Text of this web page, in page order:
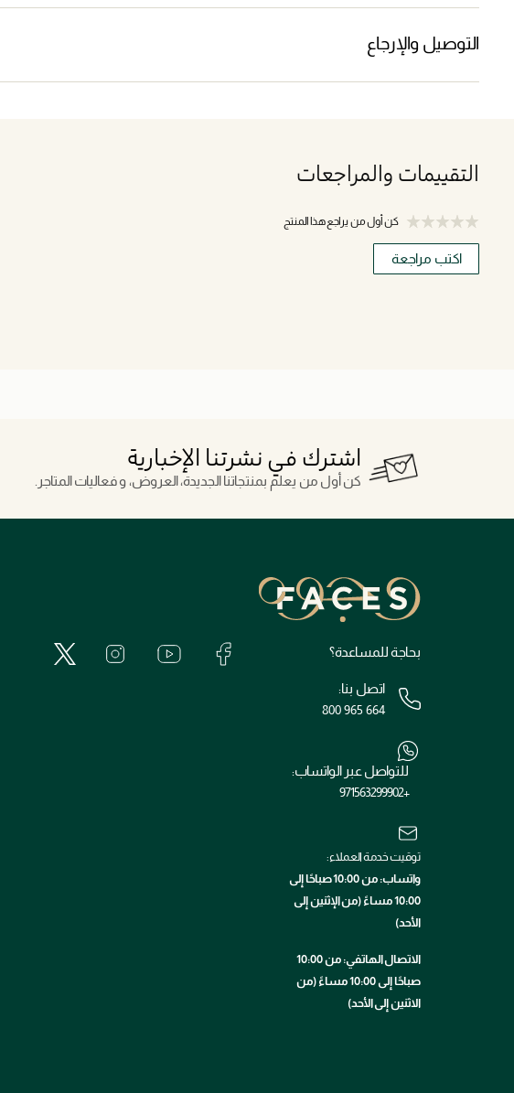
التوصيل والإرجاع
التقييمات والمراجعات
كن أول من يراجع هذا المنتج
اكتب مراجعة
اشترك في نشرتنا الإخبارية
كن أول من يعلم بمنتجاتنا الجديدة، العروض، و فعاليات المتاجر.
بحاجة للمساعدة؟
اتصل بنا:
800 965 664
للتواصل عبر الواتساب:
+971563299902
توقيت خدمة العملاء:
واتساب: من 10:00 صباحًا إلى
10:00 مساءً (من الإثنين إلى
الأحد)
الاتصال الهاتفي: من 10:00
صباحًا إلى 10:00 مساءً (من
الاثنين إلى الأحد)